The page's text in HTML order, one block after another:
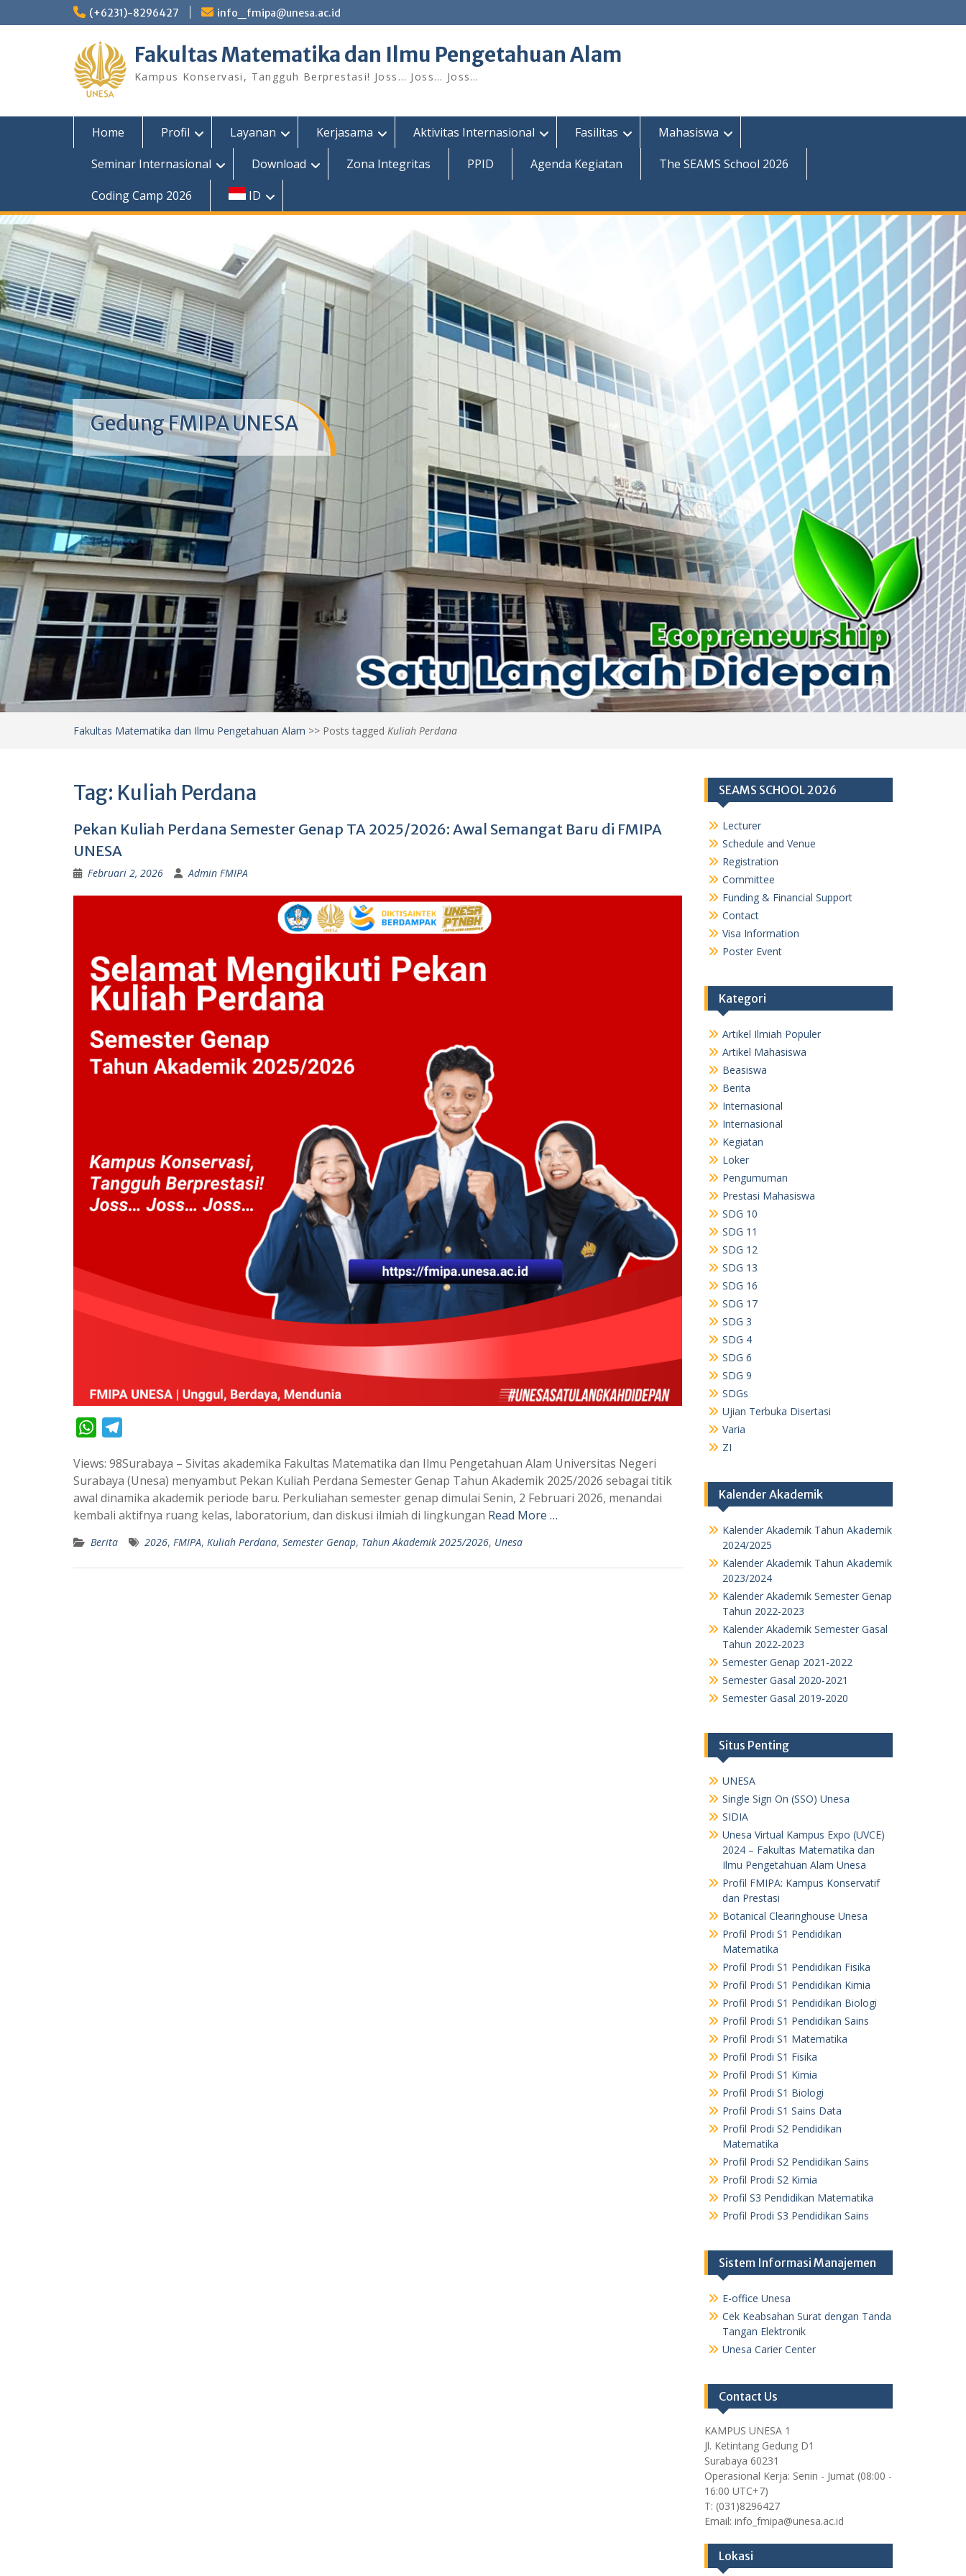
to
(+6231)-8296427 info_fmipa@unesa.ac.id
Fakultas Matematika dan Ilmu Pengetahuan Alam
Kampus Konservasi, Tangguh Berprestasi! Joss… Joss… Joss…
Home Profil Layanan Kerjasama Aktivitas Internasional Fasilitas
Mahasiswa
Seminar Internasional
Download Zona Integritas PPID Agenda Kegiatan
The SEAMS School 2026
Coding Camp 2026
ID
Gedung FMIPA UNESA
Fakultas Matematika dan Ilmu Pengetahuan Alam >> Posts tagged Kuliah Perdana
Tag: Kuliah Perdana
Pekan Kuliah Perdana Semester Genap TA 2025/2026: Awal Semangat Baru di FMIPA
UNESA
Februari 2, 2026 Admin FMIPA
W
a
t
s
p
p
l
e
g
m
Views: 98Surabaya – Sivitas akademika Fakultas Matematika dan Ilmu Pengetahuan Alam Universitas Negeri
Surabaya (Unesa) menyambut Pekan Kuliah Perdana Semester Genap Tahun Akademik 2025/2026 sebagai titik
awal dinamika akademik periode baru. Perkuliahan semester genap dimulai Senin, 2 Februari 2026, menandai
kembali aktifnya ruang kelas, laboratorium, dan diskusi ilmiah di lingkungan Read More …
Berita 2026, FMIPA, Kuliah Perdana, Semester Genap, Tahun Akademik 2025/2026, Unesa
SEAMS SCHOOL 2026
Lecturer
Schedule and Venue
Registration
Committee
Funding & Financial Support
Contact
Visa Information
Poster Event
Kategori
Artikel Ilmiah Populer
Artikel Mahasiswa
Beasiswa
Berita
Internasional
Internasional
Kegiatan
Loker
Pengumuman
Prestasi Mahasiswa
SDG 10
SDG 11
SDG 12
SDG 13
SDG 16
SDG 17
SDG 3
SDG 4
SDG 6
SDG 9
SDGs
Ujian Terbuka Disertasi
Varia
ZI
Kalender Akademik
Kalender Akademik Tahun Akademik
2024/2025
Kalender Akademik Tahun Akademik
2023/2024
Kalender Akademik Semester Genap
Tahun 2022-2023
Kalender Akademik Semester Gasal
Tahun 2022-2023
Semester Genap 2021-2022
Semester Gasal 2020-2021
Semester Gasal 2019-2020
Situs Penting
UNESA
Single Sign On (SSO) Unesa
SIDIA
Unesa Virtual Kampus Expo (UVCE)
2024 – Fakultas Matematika dan
Ilmu Pengetahuan Alam Unesa
Profil FMIPA: Kampus Konservatif
dan Prestasi
Botanical Clearinghouse Unesa
Profil Prodi S1 Pendidikan
Matematika
Profil Prodi S1 Pendidikan Fisika
Profil Prodi S1 Pendidikan Kimia
Profil Prodi S1 Pendidikan Biologi
Profil Prodi S1 Pendidikan Sains
Profil Prodi S1 Matematika
Profil Prodi S1 Fisika
Profil Prodi S1 Kimia
Profil Prodi S1 Biologi
Profil Prodi S1 Sains Data
Profil Prodi S2 Pendidikan
Matematika
Profil Prodi S2 Pendidikan Sains
Profil Prodi S2 Kimia
Profil S3 Pendidikan Matematika
Profil Prodi S3 Pendidikan Sains
Sistem Informasi Manajemen
E-office Unesa
Cek Keabsahan Surat dengan Tanda
Tangan Elektronik
Unesa Carier Center
Contact Us
KAMPUS UNESA 1
Jl. Ketintang Gedung D1
Surabaya 60231
Operasional Kerja: Senin - Jumat (08:00 -
16:00 UTC+7)
T: (031)8296427
Email: info_fmipa@unesa.ac.id
Lokasi